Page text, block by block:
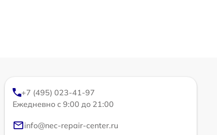
+7 (495) 023-41-97
Ежедневно с 9:00 до 21:00
info@nec-repair-center.ru